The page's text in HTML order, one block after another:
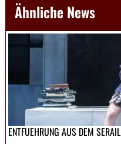
Ähnliche News
ENTFUEHRUNG AUS DEM SERAIL